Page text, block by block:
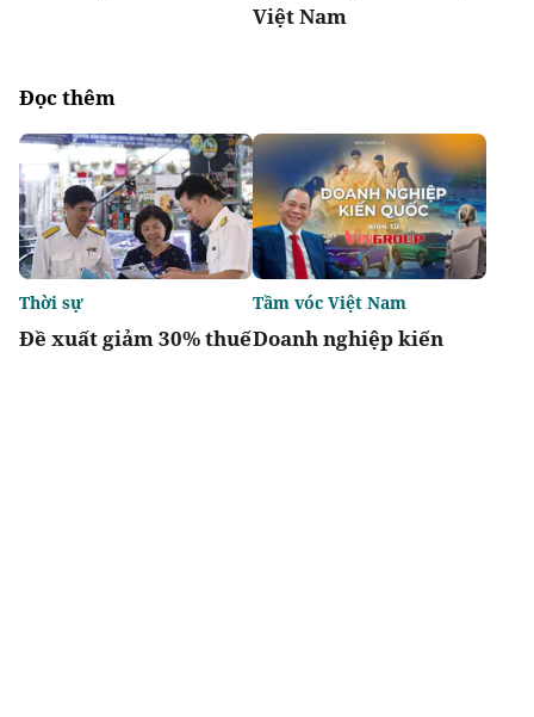
Việt Nam
Đọc thêm
Đề xuất giảm 30% thuế
Thời sự
Doanh nghiệp kiến
Tầm vóc Việt Nam